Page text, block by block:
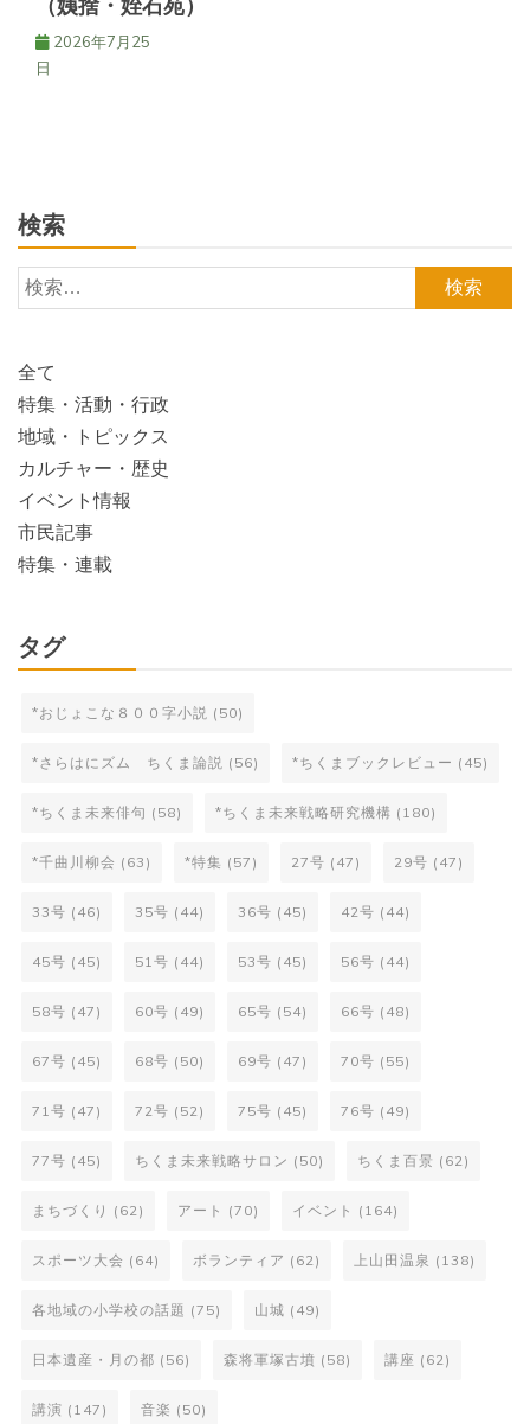
（姨捨・姪石苑）
2026年7月25
日
検索
検
索:
全て
特集・活動・行政
地域・トピックス
カルチャー・歴史
イベント情報
市民記事
特集・連載
タグ
*おじょこな８００字小説 (50)
*さらはにズム ちくま論説 (56) *ちくまブックレビュー (45)
*ちくま未来俳句 (58) *ちくま未来戦略研究機構 (180)
*千曲川柳会 (63) *特集 (57) 27号 (47) 29号 (47)
33号 (46) 35号 (44) 36号 (45) 42号 (44)
45号 (45) 51号 (44) 53号 (45) 56号 (44)
58号 (47) 60号 (49) 65号 (54) 66号 (48)
67号 (45) 68号 (50) 69号 (47) 70号 (55)
71号 (47) 72号 (52) 75号 (45) 76号 (49)
77号 (45) ちくま未来戦略サロン (50) ちくま百景 (62)
まちづくり (62) アート (70) イベント (164)
スポーツ大会 (64) ボランティア (62) 上山田温泉 (138)
各地域の小学校の話題 (75) 山城 (49)
日本遺産・月の都 (56) 森将軍塚古墳 (58) 講座 (62)
講演 (147) 音楽 (50)